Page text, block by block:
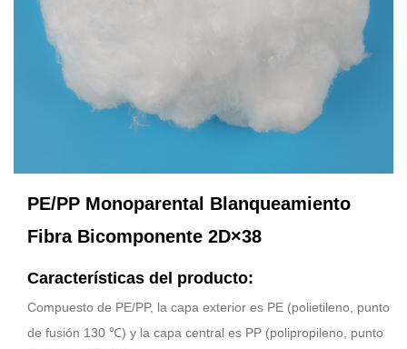
PE/PP Monoparental Blanqueamiento
Fibra Bicomponente 2D×38
Características del producto:
Compuesto de PE/PP, la capa exterior es PE (polietileno, punto
de fusión 130 ℃) y la capa central es PP (polipropileno, punto